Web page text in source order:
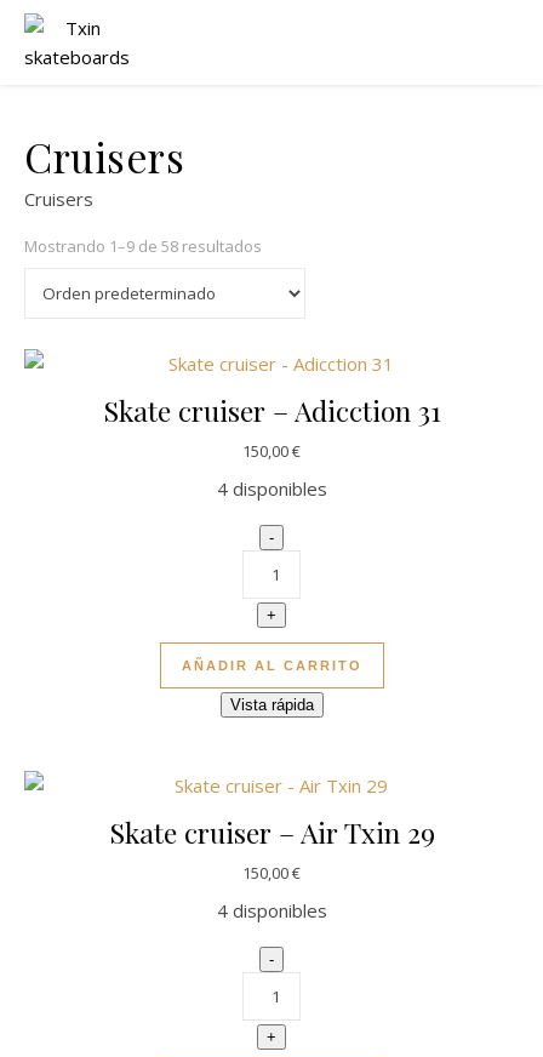
Cruisers
Cruisers
Mostrando 1–9 de 58 resultados
Skate cruiser – Adicction 31
150,00€
4 disponibles
Skate cruiser - Adicction 31
-
+
AÑADIR AL CARRITO
Vista rápida
Skate cruiser – Air Txin 29
150,00€
4 disponibles
Skate cruiser - Air Txin 29
-
+